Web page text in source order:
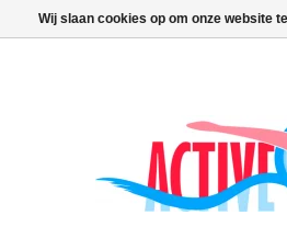
Wij slaan cookies op om onze website